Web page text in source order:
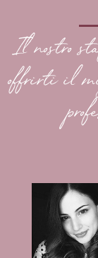
Il nostro
offrirti il